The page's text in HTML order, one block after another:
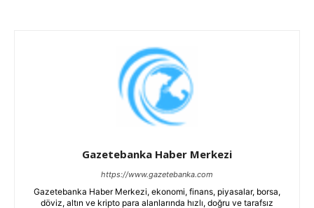
Gazetebanka Haber Merkezi
https://www.gazetebanka.com
Gazetebanka Haber Merkezi, ekonomi, finans, piyasalar, borsa,
döviz, altın ve kripto para alanlarında hızlı, doğru ve tarafsız